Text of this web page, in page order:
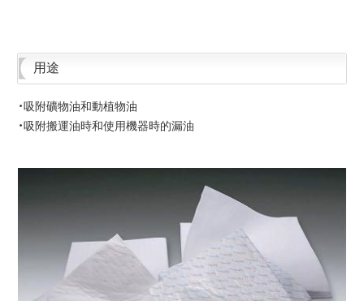
用途
・吸附礦物油和動植物油
・吸附搬運油時和使用機器時的漏油